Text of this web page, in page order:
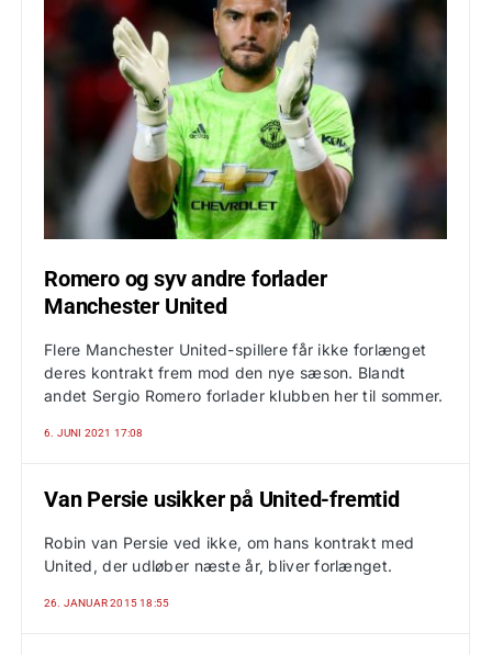
Romero og syv andre forlader
Manchester United
Flere Manchester United-spillere får ikke forlænget
deres kontrakt frem mod den nye sæson. Blandt
andet Sergio Romero forlader klubben her til sommer.
6. JUNI 2021 17:08
Van Persie usikker på United-fremtid
Robin van Persie ved ikke, om hans kontrakt med
United, der udløber næste år, bliver forlænget.
26. JANUAR 2015 18:55